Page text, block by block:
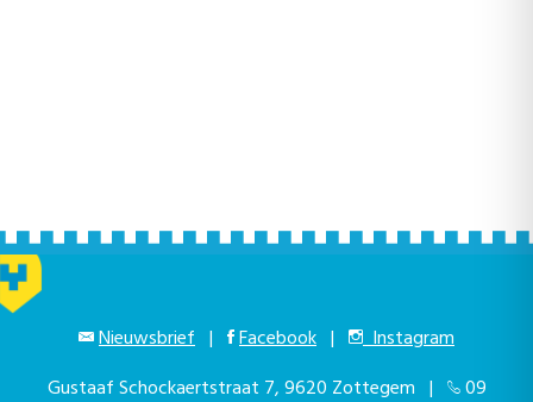
Nieuwsbrief | Facebook |
Instagram
Gustaaf Schockaertstraat 7, 9620 Zottegem |
09